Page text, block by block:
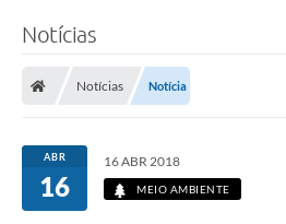
Notícias
Notícias Notícia
ABR
16
16 ABR 2018
MEIO AMBIENTE